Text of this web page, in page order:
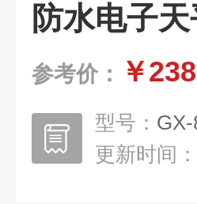
防水电子
参考价： ￥
型号：
更新时间：